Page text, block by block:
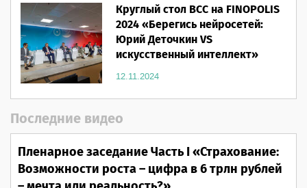
Круглый стол ВСС на FINOPOLIS
2024 «Берегись нейросетей:
Юрий Деточкин VS
искусственный интеллект»
12.11.2024
Последние видео
Пленарное заседание Часть I «Страхование:
Возможности роста – цифра в 6 трлн рублей